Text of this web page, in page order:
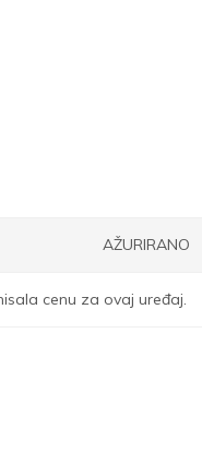
AŽURIRANO
cenu za ovaj uređaj.